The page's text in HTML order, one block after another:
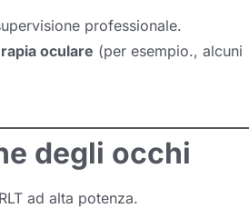
professionale.
oculare (per esempio., alcuni
degli occhi
ad alta potenza.